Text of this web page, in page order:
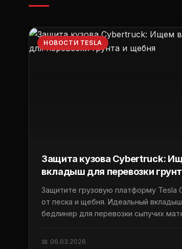
НОВОСТИ TESLA
Защита кузова Cybertruck:
вкладыш для перевозки
Защитите грузовую платформу Tesla
от песка и щебня. Идеальный
бедлинер для перевозки сыпучих
📅 06.03.2026